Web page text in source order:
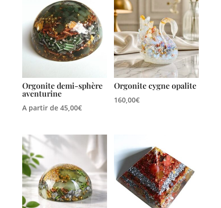
Orgonite demi-sphère
aventurine
A partir de 45,00€
Orgonite cygne opalite
160,00€